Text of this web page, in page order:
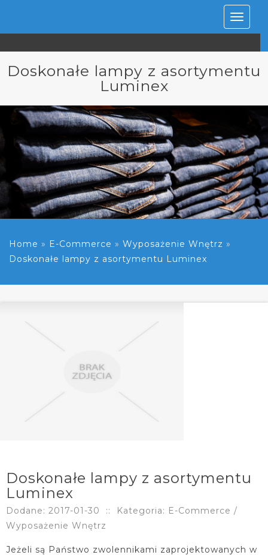
Rozwiń
Doskonałe lampy z asortymentu
Luminex
Home » E-Commerce » Wyposażenie Wnętrz »
Doskonałe lampy z asortymentu Luminex
Doskonałe lampy z asortymentu
Luminex
Dodane: 2017-01-30 ::
Kategoria: E-Commerce /
Wyposażenie Wnętrz
Jeżeli są Państwo zwolennikami zaprojektowanych w